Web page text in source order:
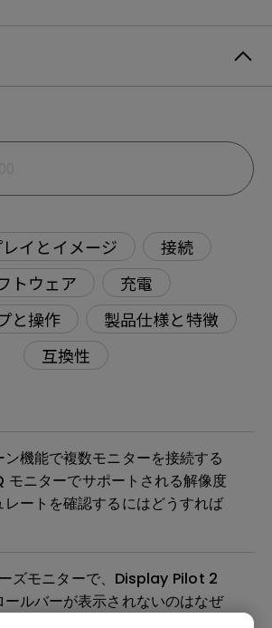
イとイメージ
接続
トウェア
充電
と操作
製品仕様と特徴
互換性
機能で複数モニターを接続する
モニターでサポートされる解像度
レートを確認するにはどうすれば
ズモニターで、Display Pilot 2
ルバーが表示されないのはなぜ